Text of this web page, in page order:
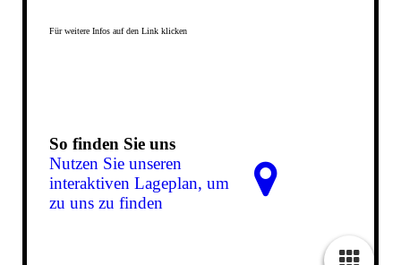
Für weitere Infos auf den Link klicken
So finden Sie uns
Nutzen Sie unseren
interaktiven La­ge­plan, um
zu uns zu finden